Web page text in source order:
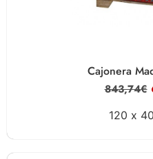
Cajonera
843,74€
120 x